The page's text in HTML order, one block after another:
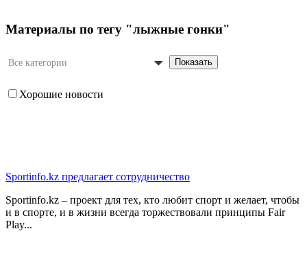
Материалы по тегу "лыжные гонки"
Все категории Показать
Хорошие новости
Sportinfo.kz предлагает сотрудничество
Sportinfo.kz – проект для тех, кто любит спорт и желает, чтобы
и в спорте, и в жизни всегда торжествовали принципы Fair
Play...